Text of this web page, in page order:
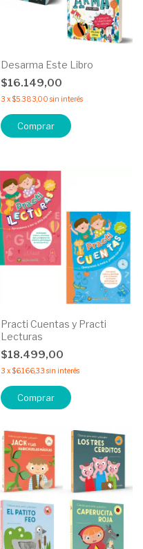
Desarma Este Libro
$16.149,00
3 x$5.383,00 sin interés
Comprar
Practi Cuentas y Practi
Lecturas
$18.499,00
3 x$6.166,33 sin interés
Comprar